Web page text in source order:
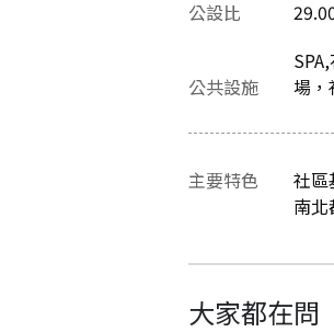
公設比
公共設施
場，
主要特色
社區
南
大家都在問